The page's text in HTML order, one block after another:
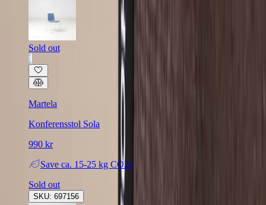
Sold out
Martela
Konferensstol Sola
990 kr
Save ca. 15-25 kg CO2e
Sold out
SKU: 697156